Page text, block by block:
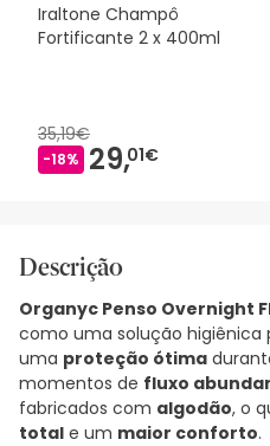
Iraltone Champô
Fortificante 2 x 400ml
35,19€
-18% 29,01€
Descrição
Organyc Penso Overnight
como uma solução higiênica
uma proteção ótima
momentos de fluxo
fabricados com algodão, o
total e um maior conforto.